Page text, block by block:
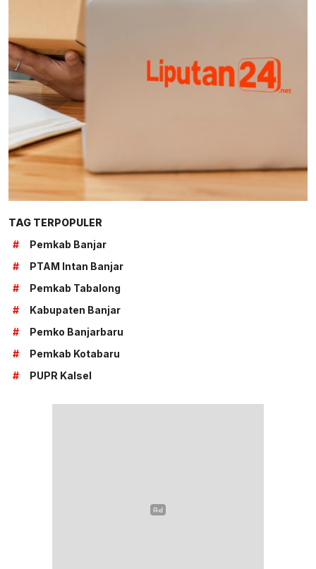
TAG TERPOPULER
#
Pemkab Banjar
#
PTAM Intan Banjar
#
Pemkab Tabalong
#
Kabupaten Banjar
#
Pemko Banjarbaru
#
Pemkab Kotabaru
#
PUPR Kalsel